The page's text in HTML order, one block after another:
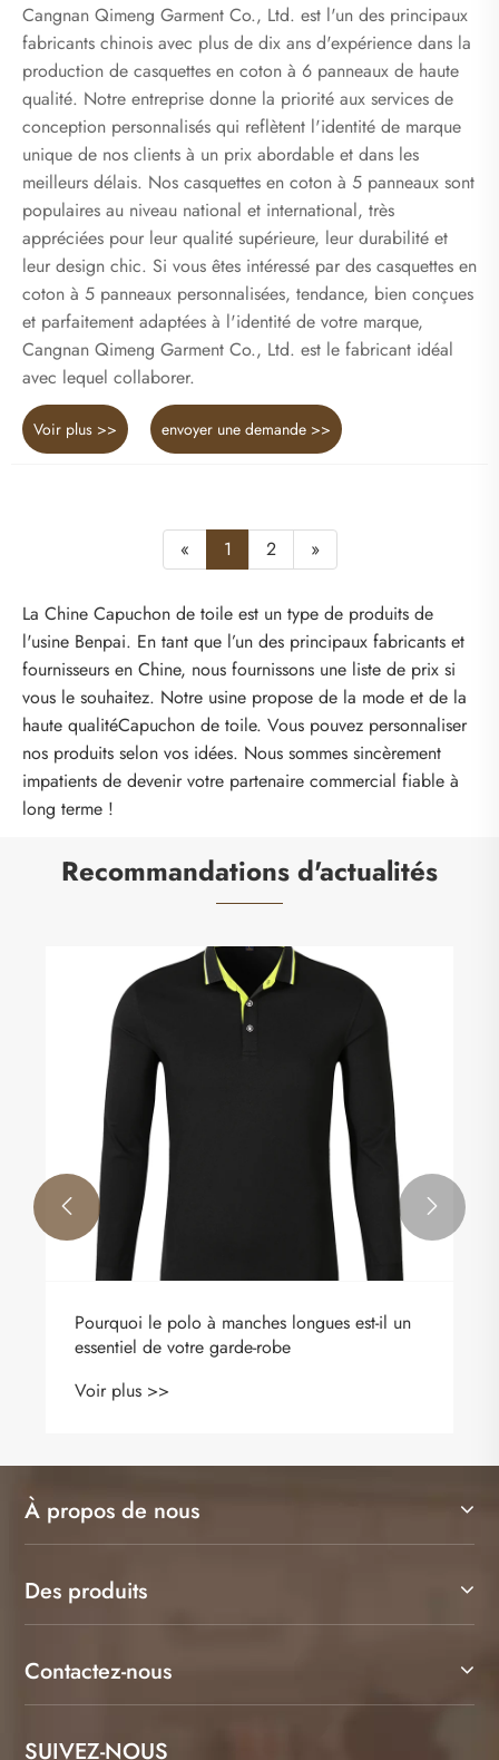
Cangnan Qimeng Garment Co., Ltd. est l'un des principaux
fabricants chinois avec plus de dix ans d'expérience dans la
production de casquettes en coton à 6 panneaux de haute
qualité. Notre entreprise donne la priorité aux services de
conception personnalisés qui reflètent l'identité de marque
unique de nos clients à un prix abordable et dans les
meilleurs délais. Nos casquettes en coton à 5 panneaux sont
populaires au niveau national et international, très
appréciées pour leur qualité supérieure, leur durabilité et
leur design chic. Si vous êtes intéressé par des casquettes en
coton à 5 panneaux personnalisées, tendance, bien conçues
et parfaitement adaptées à l'identité de votre marque,
Cangnan Qimeng Garment Co., Ltd. est le fabricant idéal
avec lequel collaborer.
Voir plus >> envoyer une demande >>
« 1 2 »
La Chine Capuchon de toile est un type de produits de
l'usine Benpai. En tant que l’un des principaux fabricants et
fournisseurs en Chine, nous fournissons une liste de prix si
vous le souhaitez. Notre usine propose de la mode et de la
haute qualitéCapuchon de toile. Vous pouvez personnaliser
nos produits selon vos idées. Nous sommes sincèrement
impatients de devenir votre partenaire commercial fiable à
long terme !
Recommandations d'actualités
Pourquoi le polo à manches longues est-il un
essentiel de votre garde-robe
Voir plus >>
 
À propos de nous
Des produits
Contactez-nous
SUIVEZ-NOUS